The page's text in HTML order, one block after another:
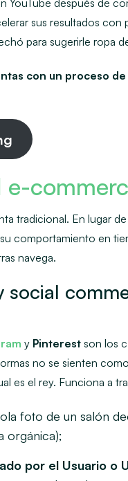
YouTube después de
sus resultados con
para sugerirle ropa
con un proceso
tradicional. En lugar
comportamiento en
navega.
social
y Pinterest son los
no se sienten
es el rey. Funciona a
foto de un salón
orgánica);
por el Usuario o